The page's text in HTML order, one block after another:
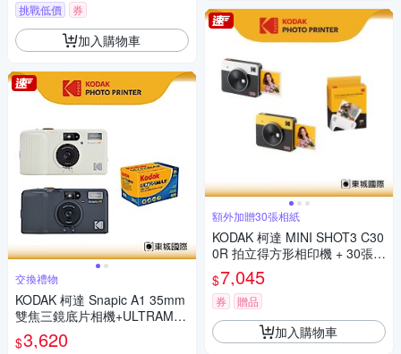
挑戰低價 券
加入購物車
交換禮物
KODAK 柯達 Snapic A1 35mm
雙焦三鏡底片相機+ULTRAMA
X 400底片組
$3,620
額外加贈30張相紙
KODAK 柯達 MINI SHOT3 C30
0R 拍立得方形相印機 + 30張相
紙組 公司貨
$7,045
券 贈品
加入購物車